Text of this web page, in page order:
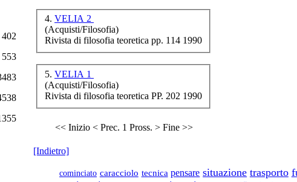
€ 10,00
Glossario etimologico
del dialetto
Meglio nu pass
Basilicata
402
553
4. VELIA 2
(Acquisti/Filosofia)
Rivista di filosofia teoretica pp. 114 1990
5. VELIA 1
(Acquisti/Filosofia)
Rivista di filosofia teoretica PP. 202 1990
<< Inizio < Prec. 1 Pross. > Fine >>
[Indietro]
cominciato caracciolo tecnica pensare situazione trasporto